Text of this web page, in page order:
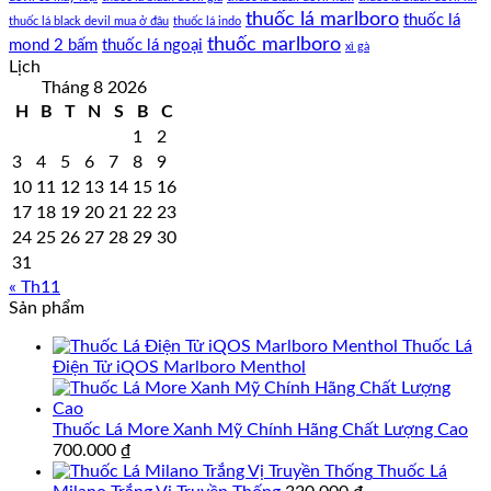
thuốc lá black devil mua ở đâu thuốc lá indo thuốc lá marlboro thuốc lá
mond 2 bấm thuốc lá ngoại thuốc marlboro xì gà
Lịch
Tháng 8 2026
H
B T N S B
C
1
2
3
4 5 6 7 8
9
10 11 12 13 14 15 16
17 18 19 20 21 22 23
24 25 26 27 28 29 30
31
« Th11
Sản phẩm
Thuốc Lá
Điện Tử iQOS Marlboro Menthol
Thuốc Lá More Xanh Mỹ Chính Hãng Chất Lượng Cao
700.000 ₫
Thuốc Lá